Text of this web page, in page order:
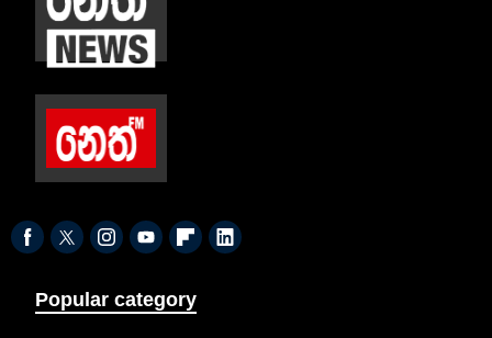
Popular category